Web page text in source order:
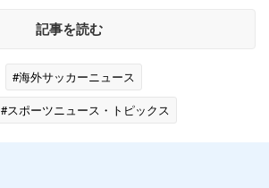
記事を読む
#海外サッカーニュース
#スポーツニュース・トピックス